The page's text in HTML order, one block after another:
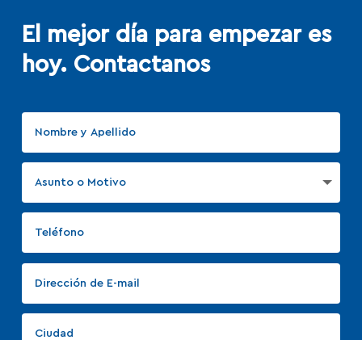
El mejor día para empezar es
hoy. Contactanos